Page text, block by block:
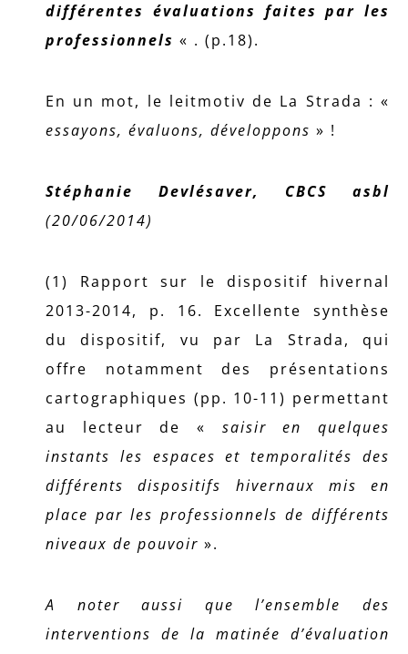
différentes évaluations faites par les
professionnels « . (p.18).
En un mot, le leitmotiv de La Strada : «
essayons, évaluons, développons » !
Stéphanie Devlésaver, CBCS asbl
(20/06/2014)
(1) Rapport sur le dispositif hivernal
2013-2014, p. 16. Excellente synthèse
du dispositif, vu par La Strada, qui
offre notamment des présentations
cartographiques (pp. 10-11) permettant
au lecteur de « saisir en quelques
instants les espaces et temporalités des
différents dispositifs hivernaux mis en
place par les professionnels de différents
niveaux de pouvoir ».
A noter aussi que l’ensemble des
interventions de la matinée d’évaluation